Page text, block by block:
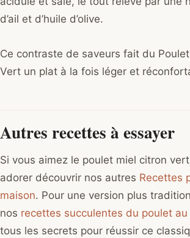
d’ail et d’huile d’olive.
Ce contraste de saveurs fait du
Vert un plat à la fois léger et
Autres recettes à essayer
Si vous aimez le poulet miel citron
adorer découvrir nos autres Recettes
maison. Pour une version plus
nos recettes succulentes du poulet au
tous les secrets pour réussir ce